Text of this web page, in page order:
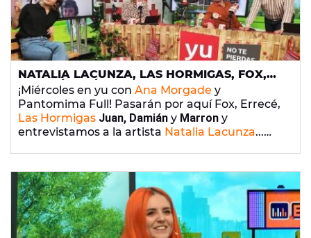
NATALIA LACUNZA, LAS HORMIGAS, FOX,
ERRECÉ Y MÁS EN 'YU, NO TE PIERDAS
NADA' (16/12/2020)
¡Miércoles en yu con Ana Morgade y
Pantomima Full! Pasarán por aquí Fox, Errecé,
Las Hormigas Juan, Damián y Marron y
entrevistamos a la artista Natalia Lacunza...